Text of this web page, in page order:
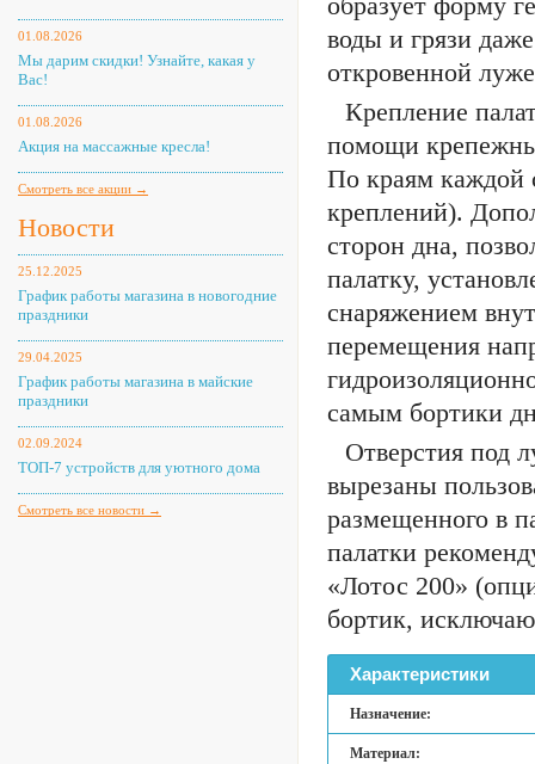
01.08.2026
Мы дарим скидки! Узнайте, какая у
Вас!
01.08.2026
Акция на массажные кресла!
Смотреть все акции →
Новости
25.12.2025
График работы магазина в новогодние
праздники
29.04.2025
График работы магазина в майские
праздники
02.09.2024
ТОП-7 устройств для уютного дома
Смотреть все новости →
воды и грязи
откровенной
Крепление
помощи
По краям каждой
креплений).
сторон дна,
палатку,
снаряжением
перемещения
самым бортики
Отверстия под
вырезаны
размещенного в
палатки
«Лотос 200»
бортик,
Характеристики
Назначение:
Материал: